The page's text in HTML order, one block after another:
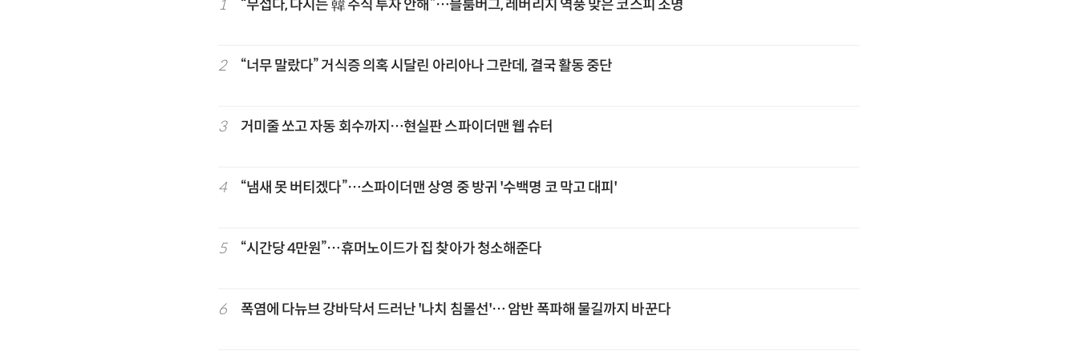
1 “무섭다, 다시는 韓 주식 투자 안해”…블룸버그, 레버리지 역풍 맞은 코스피 조명
2 “너무 말랐다” 거식증 의혹 시달린 아리아나 그란데, 결국 활동 중단
3 거미줄 쏘고 자동 회수까지…현실판 스파이더맨 웹 슈터
4 “냄새 못 버티겠다”…스파이더맨 상영 중 방귀 '수백명 코 막고 대피'
5 “시간당 4만원”…휴머노이드가 집 찾아가 청소해준다
6 폭염에 다뉴브 강바닥서 드러난 '나치 침몰선'… 암반 폭파해 물길까지 바꾼다